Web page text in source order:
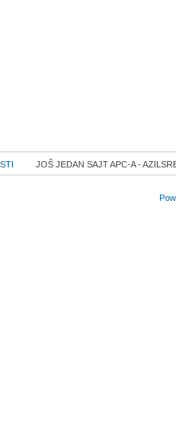
JOŠ JEDAN SAJT APC-A -